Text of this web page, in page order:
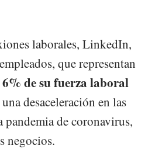
laborales, LinkedIn,
que representan
6% de su fuerza laboral
desaceleración en las
pandemia de coronavirus,
negocios.